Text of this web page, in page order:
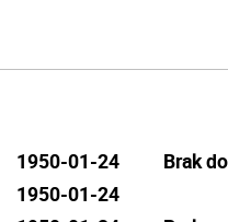
1950-01-24
1950-01-24
Brak